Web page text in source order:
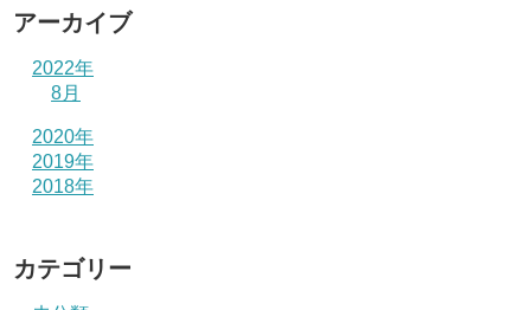
アーカイブ
2022年
8月
2020年
2019年
2018年
カテゴリー